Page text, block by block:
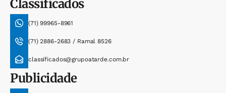
Classificados
(71) 99965-8961
(71) 2886-2683 / Ramal 8526
classificados@grupoatarde.com.br
Publicidade